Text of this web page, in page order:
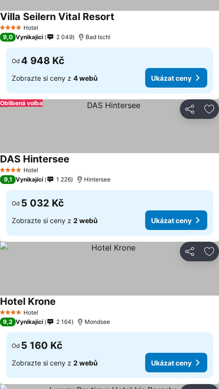
4 Počet hvězdiček
Hotel
Villa Seilern Vital Resort
9,0 Vynikající 2 049 Bad Ischl
Od 4 948 Kč
Zobrazte si ceny z 4 webů Ukázat ceny
Sdílet
Oblíbená volba
4 Počet hvězdiček
Hotel
DAS Hintersee
9,1 Vynikající 1 226 Hintersee
Od 5 032 Kč
Zobrazte si ceny z 2 webů Ukázat ceny
Sdílet
4 Počet hvězdiček
Hotel
Hotel Krone
9,2 Vynikající 2 164 Mondsee
Od 5 160 Kč
Zobrazte si ceny z 2 webů Ukázat ceny